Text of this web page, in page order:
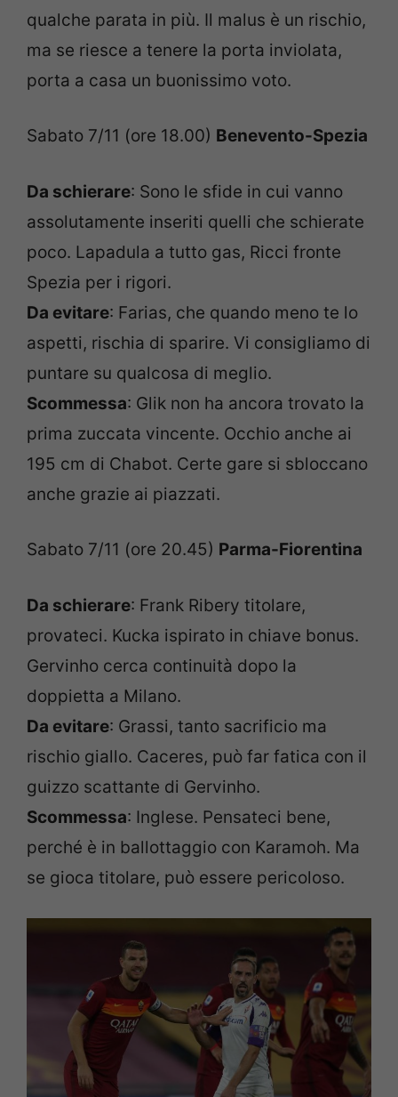
qualche parata in più. Il malus è un rischio,
ma se riesce a tenere la porta inviolata,
porta a casa un buonissimo voto.
Sabato 7/11 (ore 18.00) Benevento-Spezia
Da schierare: Sono le sfide in cui vanno
assolutamente inseriti quelli che schierate
poco. Lapadula a tutto gas, Ricci fronte
Spezia per i rigori.
Da evitare: Farias, che quando meno te lo
aspetti, rischia di sparire. Vi consigliamo di
puntare su qualcosa di meglio.
Scommessa: Glik non ha ancora trovato la
prima zuccata vincente. Occhio anche ai
195 cm di Chabot. Certe gare si sbloccano
anche grazie ai piazzati.
Sabato 7/11 (ore 20.45) Parma-Fiorentina
Da schierare: Frank Ribery titolare,
provateci. Kucka ispirato in chiave bonus.
Gervinho cerca continuità dopo la
doppietta a Milano.
Da evitare: Grassi, tanto sacrificio ma
rischio giallo. Caceres, può far fatica con il
guizzo scattante di Gervinho.
Scommessa: Inglese. Pensateci bene,
perché è in ballottaggio con Karamoh. Ma
se gioca titolare, può essere pericoloso.